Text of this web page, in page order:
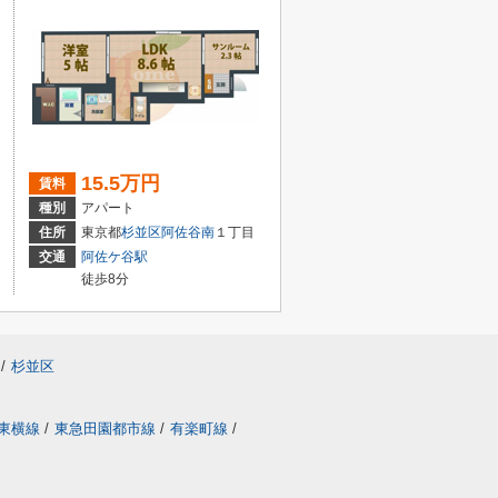
賃料 15.5万円
種別
アパート
住所
東京都杉並区阿佐谷南 １丁目
交通
阿佐ケ谷駅
徒歩8分
/ 杉並区
横線 / 東急田園都市線 / 有楽町線 /